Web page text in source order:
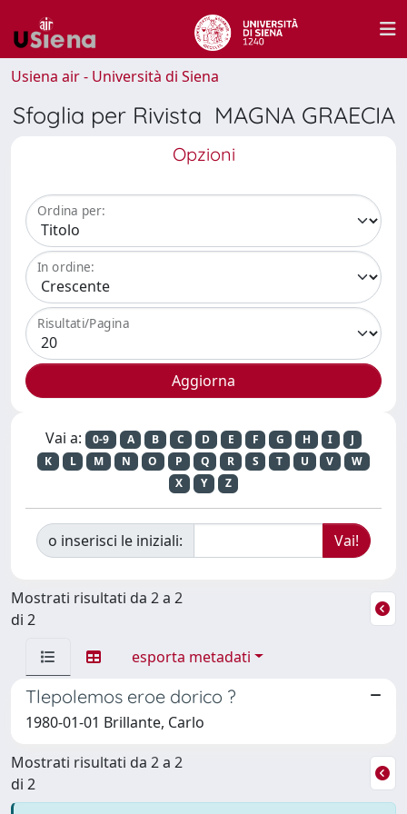
Usiena air - Università di Siena
Sfoglia per Rivista MAGNA GRAECIA
Opzioni
Ordina per:
In ordine:
Risultati/Pagina
Vai a: 0-9 A B C D E F G H I
J
K
L M N O P Q R S T U V
W
X
Y Z
o inserisci le iniziali:
Mostrati risultati da 2 a 2
di 2
esporta metadati
Tlepolemos eroe dorico ?
1980-01-01 Brillante, Carlo
Mostrati risultati da 2 a 2
di 2